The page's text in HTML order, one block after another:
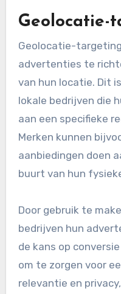
Geolocatie-
Geolocatie-
advertenties te
van hun locatie. Dit
lokale bedrijven die
aan een specifieke
Merken kunnen
aanbiedingen doen
buurt van hun
Door gebruik te
bedrijven hun
de kans op
om te zorgen voor
relevantie en